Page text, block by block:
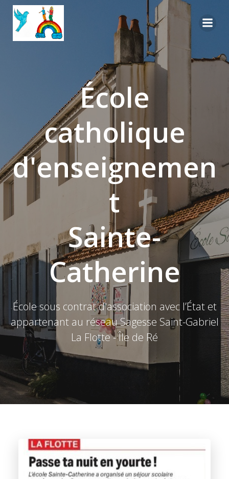
au
contenu
École
catholique
d'enseignemen
t
Sainte-
Catherine
École sous contrat d'association avec l’État et
appartenant au réseau Sagesse Saint-Gabriel
La Flotte - Île de Ré